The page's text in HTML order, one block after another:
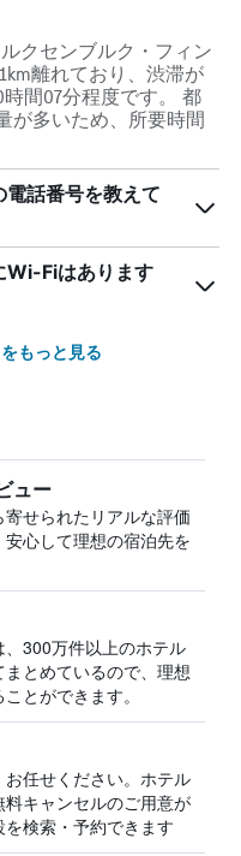
クセンブルク・フィン
離れており、渋滞が
間07分程度です。 都
が多いため、所要時間
話番号を教えて
Wi-Fiはあります
もっと見る
ュー
せられたリアルな評価
心して理想の宿泊先を
300万件以上のホテル
とめているので、理想
とができます。
任せください。ホテル
キャンセルのご用意が
検索・予約できます